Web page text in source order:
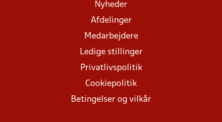
Nyheder
Afdelinger
Medarbejdere
Ledige stillinger
Privatlivspolitik
Cookiepolitik
Betingelser og vilkår